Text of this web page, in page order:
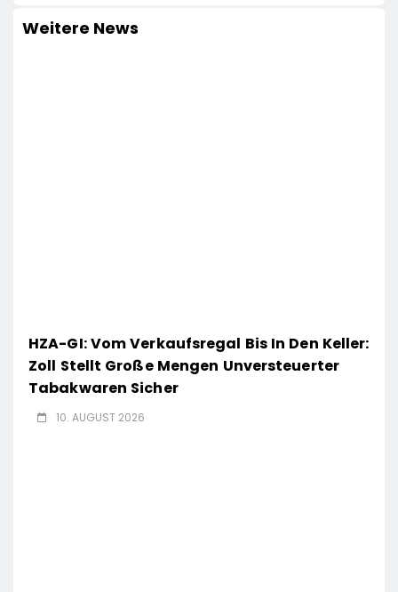
Weitere News
HZA-GI: Vom Verkaufsregal Bis In Den Keller:
Zoll Stellt Große Mengen Unversteuerter
Tabakwaren Sicher
10. AUGUST 2026